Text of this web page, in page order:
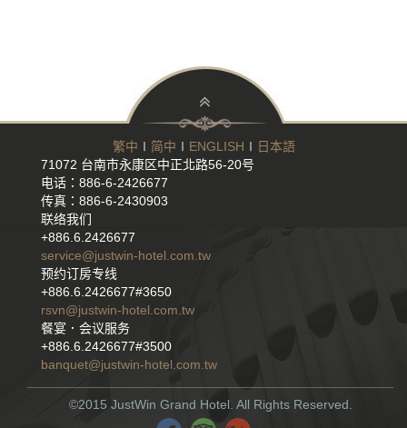
繁中 ∣ 简中 ∣ ENGLISH ∣ 日本語
71072 台南市永康区中正北路56-20号
电话：886-6-2426677
传真：886-6-2430903
联络我们
+886.6.2426677
service@justwin-hotel.com.tw
预约订房专线
+886.6.2426677#3650
rsvn@justwin-hotel.com.tw
餐宴．会议服务
+886.6.2426677#3500
banquet@justwin-hotel.com.tw
©2015 JustWin Grand Hotel. All Rights Reserved.